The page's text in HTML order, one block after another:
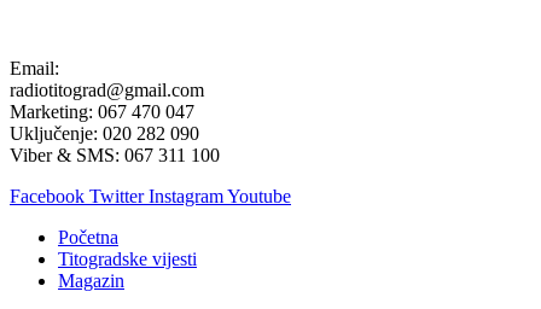
Email:
radiotitograd@gmail.com
Marketing: 067 470 047
Uključenje: 020 282 090
Viber & SMS: 067 311 100
Facebook Twitter InstagramYoutube
Početna
Titogradske vijesti
Magazin